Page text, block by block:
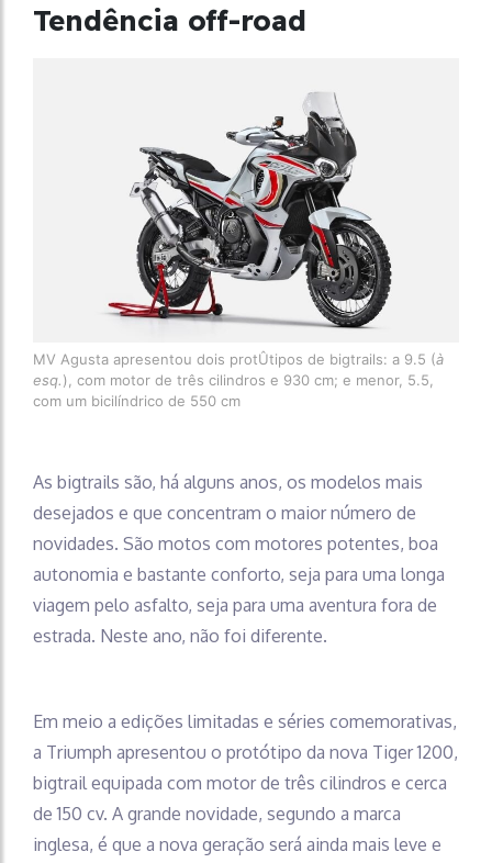
Tendência off-road
MV Agusta apresentou dois protÛtipos de bigtrails: a 9.5 (à
esq.), com motor de três cilindros e 930 cm; e menor, 5.5,
com um bicilíndrico de 550 cm
As bigtrails são, há alguns anos, os modelos mais
desejados e que concentram o maior número de
novidades. São motos com motores potentes, boa
autonomia e bastante conforto, seja para uma longa
viagem pelo asfalto, seja para uma aventura fora de
estrada. Neste ano, não foi diferente.
Em meio a edições limitadas e séries comemorativas,
a Triumph apresentou o protótipo da nova Tiger 1200,
bigtrail equipada com motor de três cilindros e cerca
de 150 cv. A grande novidade, segundo a marca
inglesa, é que a nova geração será ainda mais leve e